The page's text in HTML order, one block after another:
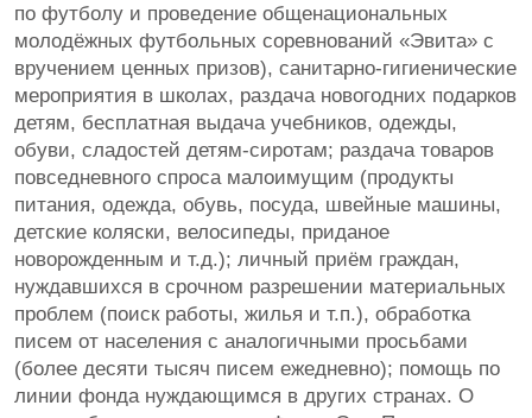
по футболу и проведение общенациональных
молодёжных футбольных соревнований «Эвита» с
вручением ценных призов), санитарно-гигиенические
мероприятия в школах, раздача новогодних подарков
детям, бесплатная выдача учебников, одежды,
обуви, сладостей детям-сиротам; раздача товаров
повседневного спроса малоимущим (продукты
питания, одежда, обувь, посуда, швейные машины,
детские коляски, велосипеды, приданое
новорожденным и т.д.); личный приём граждан,
нуждавшихся в срочном разрешении материальных
проблем (поиск работы, жилья и т.п.), обработка
писем от населения с аналогичными просьбами
(более десяти тысяч писем ежедневно); помощь по
линии фонда нуждающимся в других странах. О